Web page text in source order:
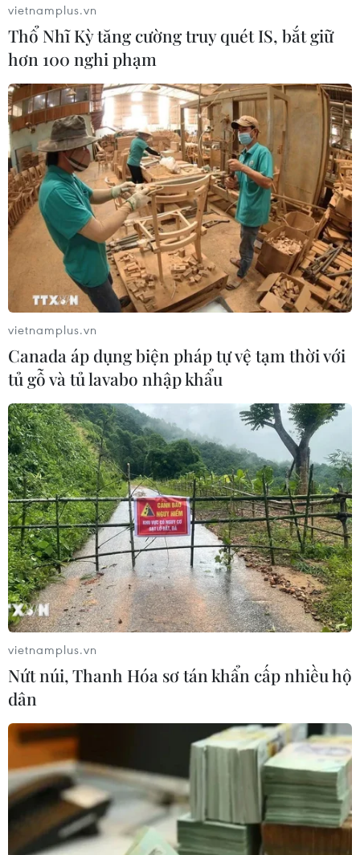
Ấn Độ: Ít nhất 25 người tử vong do ngộ độc
rượu tại Uttar Pradesh
30/05/2021 23:53
Theo số liệu của Hiệp hội quốc tế rượu và đồ uống có
cồn Ấn Độ, mỗi năm có khoảng 5 tỷ lít rượu được tiêu
thụ ở nước này, 40% trong số đó là rượu lậu và rượu
giả.
vietnamplus.vn
Thổ Nhĩ Kỳ tăng cường truy quét IS, bắt giữ
hơn 100 nghi phạm
vietnamplus.vn
Canada áp dụng biện pháp tự vệ tạm thời với
tủ gỗ và tủ lavabo nhập khẩu
vietnamplus.vn
Nứt núi, Thanh Hóa sơ tán khẩn cấp nhiều hộ
dân